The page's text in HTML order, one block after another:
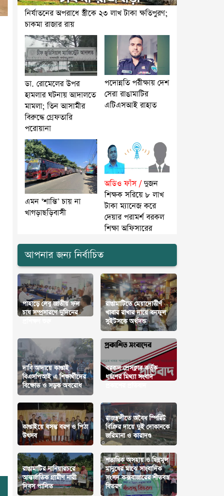
নির্যাতনের অপরাধে স্ত্রীকে ২৩ লাখ টাকা ক্ষতিপুরণ;
চাকমা রাজার রায়
ডা. রোমেলের উপর
হামলার ঘটনায় আদালতে
মামলা; তিন আসামীর
বিরুদ্ধে গ্রেফতারি
পরোয়ানা
পদোন্নতি পরীক্ষায় দেশ
সেরা রাঙামাটির
এটিএসআই রাহাত
এমন ‘শান্তি’ চায় না
খাগড়াছড়িবাসী
অডিও ফাঁস /দুজন
শিক্ষক সরিয়ে ৮ লাখ
টাকা ম্যানেজ করে
দেয়ার পরামর্শ বরকল
শিক্ষা অফিসারের
আপনার জন্য নির্বাচিত
পাহাড়ে লেবু জাতীয় ফল
চাষ সম্প্রসারণে দুদিনের
রাঙামাটিতে মেয়াদোত্তীর্ণ
খাবার রাখার দায়ে বনফুল
সুইটসকে অর্থদন্ড
দাবি আদায়ে কাপ্তাই
বিএসপিআই এ শিক্ষার্থীদের
বিক্ষোভ ও সড়ক অবরোধ
বরকল প্রেসক্লাব কর্তৃক
ধর্ষণের মিথ্যা সংবাদ
কাপ্তাইয়ে বসন্ত বরণ ও পিঠা
উৎসব
রাজস্থলীতে অবৈধ স্পিরিট
বিক্রির দায়ে দুই দোকানকে
জরিমানা ও কারাদণ্ড
রাঙামাটির নানিয়ারচরে
আন্তর্জাতিক গ্রামীণ নারী
দিবস পালিত
শতাধিক অসহায় ও ছিন্নমূল
মানুষের মাঝে সাংবাদিক
সংসদ কক্সবাজারের শীতবস্ত্র
বিতরণ